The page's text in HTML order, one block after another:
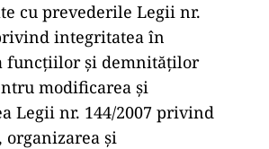
cu prevederile Legii nr.
integritatea în
funcțiilor și demnităților
modificarea și
Legii nr. 144/2007 privind
și